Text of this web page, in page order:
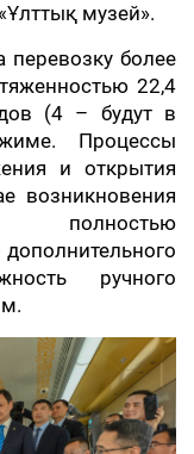
музей».
перевозку более
22,4
(4 – будут в
Процессы
и открытия
возникновения
полностью
ручного